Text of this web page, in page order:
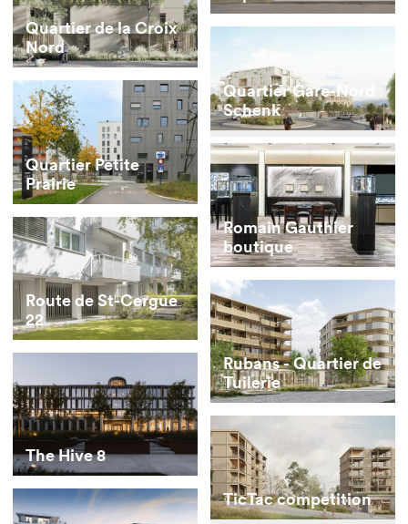
de Marly
Quartier de la Croix
Nord
Quartier Gare-Nord
Schenk
Quartier Petite
Prairie
Romain Gauthier
boutique
Route de St-Cergue
22
Rubans - Quartier de
Tuilerie
The Hive 8
TicTac competition